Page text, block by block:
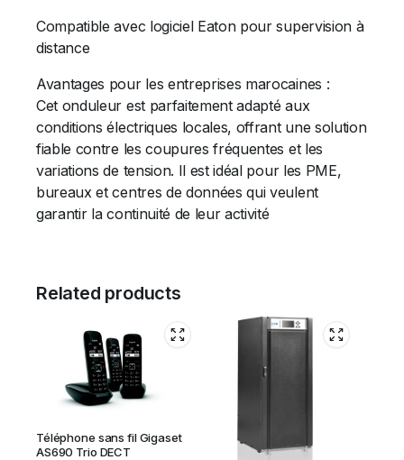
Compatible avec logiciel Eaton pour supervision à
distance
Avantages pour les entreprises marocaines :
Cet onduleur est parfaitement adapté aux
conditions électriques locales, offrant une solution
fiable contre les coupures fréquentes et les
variations de tension. Il est idéal pour les PME,
bureaux et centres de données qui veulent
garantir la continuité de leur activité
Related products
Téléphone sans fil Gigaset
AS690 Trio DECT